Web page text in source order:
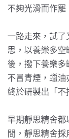
不夠光滑而作罷
一路走來，試了
思，以養樂多
後，撥下養樂多
不冒青煙，蠟油
終於研製出「不
早期靜思精舍都
間，靜思精舍